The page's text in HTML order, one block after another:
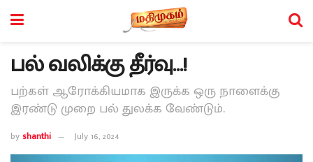
பல் வலிக்கு தீர்வு…!
பற்கள் ஆரோக்கியமாக இருக்க ஒரு நாளைக்கு
இரண்டு முறை பல் துலக்க வேண்டும்.
byshanthi July 16, 2024